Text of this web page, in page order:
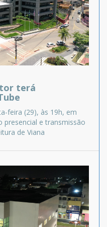
terá
feira (29), às 19h, em
presencial e transmissão
de Viana